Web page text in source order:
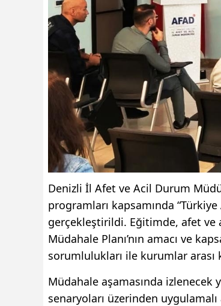
Denizli İl Afet ve Acil Durum
programları kapsamında
gerçekleştirildi. Eğitimde, afet ve
Müdahale Planı’nın amacı ve
sorumlulukları ile kurumlar arası
Müdahale aşamasında
senaryoları üzerinden uygulamalı